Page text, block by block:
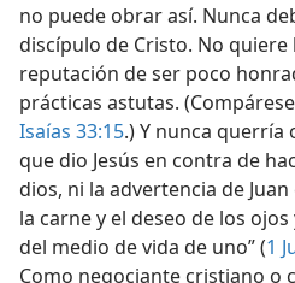
no puede obrar así. Nunca
discípulo de Cristo. No quiere
reputación de ser poco
prácticas astutas.
Isaías 33:15.) Y nunca querría
que dio Jesús en contra de
dios, ni la advertencia de
la carne y el deseo de los
del medio de vida de uno” (1
Como negociante cristiano o